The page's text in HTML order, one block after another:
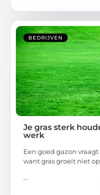
BEDRIJVEN
Je gras sterk
werk
Een goed gazon
want gras groeit niet op
...